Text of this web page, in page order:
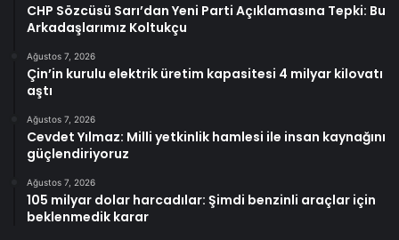
CHP Sözcüsü Sarı’dan Yeni Parti Açıklamasına Tepki: Bu
Arkadaşlarımız Koltukçu
Ağustos 7, 2026
Çin’in kurulu elektrik üretim kapasitesi 4 milyar kilovatı
aştı
Ağustos 7, 2026
Cevdet Yılmaz: Milli yetkinlik hamlesi ile insan kaynağını
güçlendiriyoruz
Ağustos 7, 2026
105 milyar dolar harcadılar: Şimdi benzinli araçlar için
beklenmedik karar